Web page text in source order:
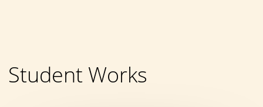
Student Works